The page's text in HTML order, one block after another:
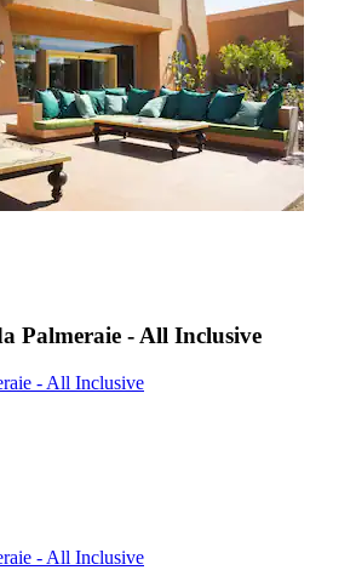
Palmeraie - All Inclusive
- All Inclusive
- All Inclusive